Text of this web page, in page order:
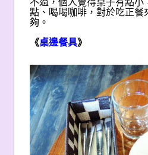
點、喝喝咖啡，對於吃正餐
夠。
《桌邊餐具》